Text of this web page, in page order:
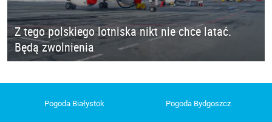
Z tego polskiego lotniska nikt nie chce latać.
Będą zwolnienia
Pogoda Białystok Pogoda Bydgoszcz